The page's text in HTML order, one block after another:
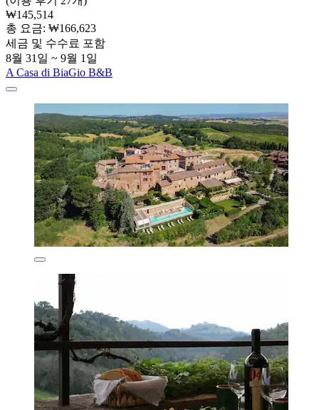
₩145,514
총 요금: ₩166,623
세금 및 수수료 포함
8월 31일 ~ 9월 1일
A Casa di BiaGio B&B